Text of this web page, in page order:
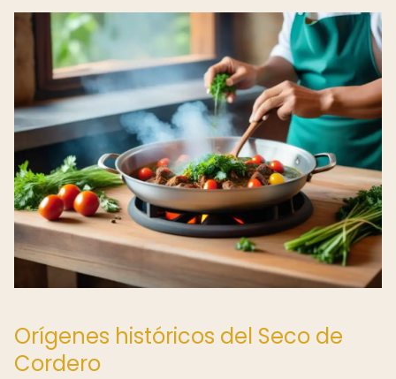
Orígenes históricos del Seco de
Cordero